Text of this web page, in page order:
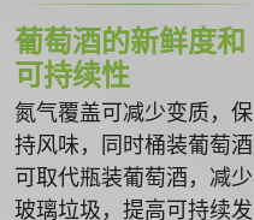
葡萄酒的新鲜度和
可持续性
氮气覆盖可减少变质，保
持风味，同时桶装葡萄酒
可取代瓶装葡萄酒，减少
玻璃垃圾，提高可持续发